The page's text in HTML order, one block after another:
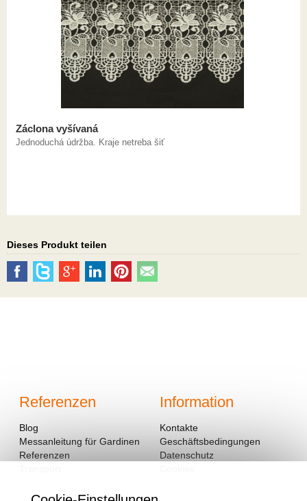
Záclona vyšívaná
Jednoduchá údržba. Kraje netreba šiť
Dieses Produkt teilen
Referenzen
Blog
Messanleitung für Gardinen
Referenzen
Information
Kontakte
Geschäftsbedingungen
Datenschutz